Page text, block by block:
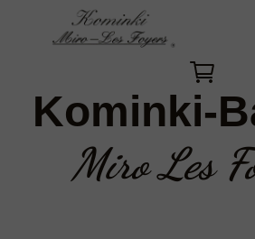
Kominki-
Miro Les